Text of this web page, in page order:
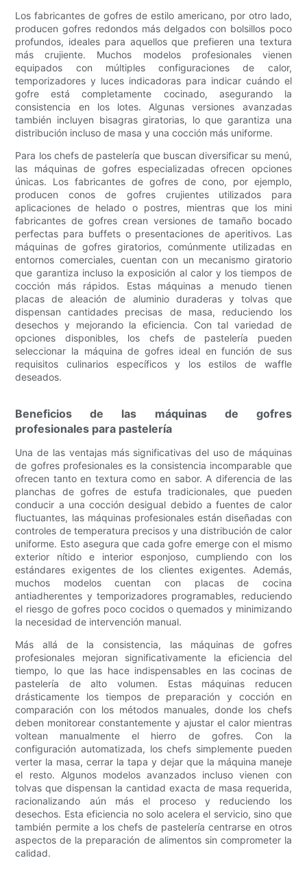
Los fabricantes de gofres de estilo americano, por otro lado,
producen gofres redondos más delgados con bolsillos poco
profundos, ideales para aquellos que prefieren una textura
más crujiente. Muchos modelos profesionales vienen
equipados con múltiples configuraciones de calor,
temporizadores y luces indicadoras para indicar cuándo el
gofre está completamente cocinado, asegurando la
consistencia en los lotes. Algunas versiones avanzadas
también incluyen bisagras giratorias, lo que garantiza una
distribución incluso de masa y una cocción más uniforme.
Para los chefs de pastelería que buscan diversificar su menú,
las máquinas de gofres especializadas ofrecen opciones
únicas. Los fabricantes de gofres de cono, por ejemplo,
producen conos de gofres crujientes utilizados para
aplicaciones de helado o postres, mientras que los mini
fabricantes de gofres crean versiones de tamaño bocado
perfectas para buffets o presentaciones de aperitivos. Las
máquinas de gofres giratorios, comúnmente utilizadas en
entornos comerciales, cuentan con un mecanismo giratorio
que garantiza incluso la exposición al calor y los tiempos de
cocción más rápidos. Estas máquinas a menudo tienen
placas de aleación de aluminio duraderas y tolvas que
dispensan cantidades precisas de masa, reduciendo los
desechos y mejorando la eficiencia. Con tal variedad de
opciones disponibles, los chefs de pastelería pueden
seleccionar la máquina de gofres ideal en función de sus
requisitos culinarios específicos y los estilos de waffle
deseados.
Beneficios de las máquinas de gofres
profesionales para pastelería
Una de las ventajas más significativas del uso de máquinas
de gofres profesionales es la consistencia incomparable que
ofrecen tanto en textura como en sabor. A diferencia de las
planchas de gofres de estufa tradicionales, que pueden
conducir a una cocción desigual debido a fuentes de calor
fluctuantes, las máquinas profesionales están diseñadas con
controles de temperatura precisos y una distribución de calor
uniforme. Esto asegura que cada gofre emerge con el mismo
exterior nítido e interior esponjoso, cumpliendo con los
estándares exigentes de los clientes exigentes. Además,
muchos modelos cuentan con placas de cocina
antiadherentes y temporizadores programables, reduciendo
el riesgo de gofres poco cocidos o quemados y minimizando
la necesidad de intervención manual.
Más allá de la consistencia, las máquinas de gofres
profesionales mejoran significativamente la eficiencia del
tiempo, lo que las hace indispensables en las cocinas de
pastelería de alto volumen. Estas máquinas reducen
drásticamente los tiempos de preparación y cocción en
comparación con los métodos manuales, donde los chefs
deben monitorear constantemente y ajustar el calor mientras
voltean manualmente el hierro de gofres. Con la
configuración automatizada, los chefs simplemente pueden
verter la masa, cerrar la tapa y dejar que la máquina maneje
el resto. Algunos modelos avanzados incluso vienen con
tolvas que dispensan la cantidad exacta de masa requerida,
racionalizando aún más el proceso y reduciendo los
desechos. Esta eficiencia no solo acelera el servicio, sino que
también permite a los chefs de pastelería centrarse en otros
aspectos de la preparación de alimentos sin comprometer la
calidad.